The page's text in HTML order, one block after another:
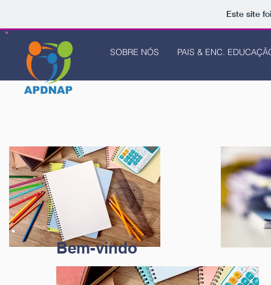
Este site
SOBRE NÓS PAIS & ENC.
Bem-vindo